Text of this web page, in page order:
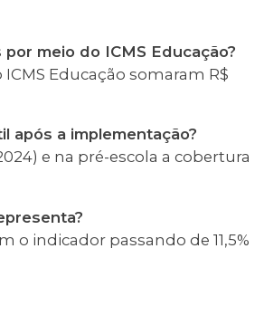
meio do ICMS Educação?
Educação somaram R$
após a implementação?
e na pré-escola a cobertura
o indicador passando de 11,5%